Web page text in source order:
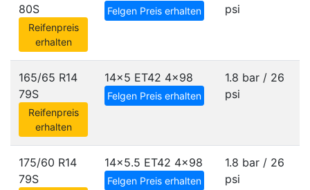
80S
Reifenpreis
erhalten
Felgen Preis erhalten
psi
165/65 R14
79S
Reifenpreis
erhalten
14x5 ET42 4x98
Felgen Preis erhalten
1.8 bar / 26
psi
175/60 R14
79S
14x5.5 ET42 4x98
Felgen Preis erhalten
1.8 bar / 26
psi